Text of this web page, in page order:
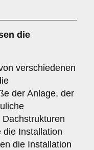
die
verschiedenen
der Anlage, der
die Installation
die Installation